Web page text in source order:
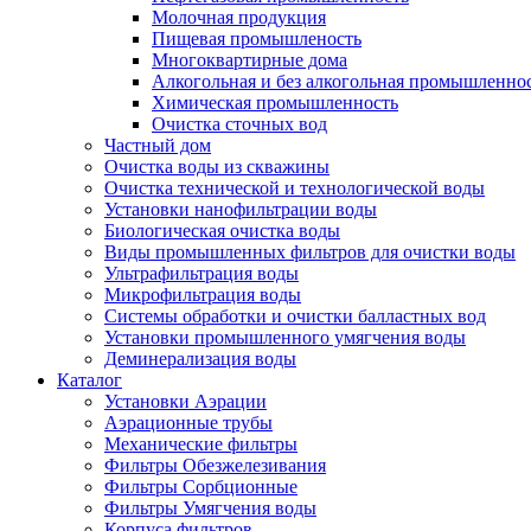
Молочная продукция
Пищевая промышленость
Многоквартирные дома
Алкогольная и без алкогольная
Химическая промышленность
Очистка сточных вод
Частный дом
Очистка воды из скважины
Очистка технической и технологической воды
Установки нанофильтрации воды
Биологическая очистка воды
Виды промышленных фильтров для очистки воды
Ультрафильтрация воды
Микрофильтрация воды
Системы обработки и очистки балластных вод
Установки промышленного умягчения воды
Деминерализация воды
Каталог
Установки Аэрации
Аэрационные трубы
Механические фильтры
Фильтры Обезжелезивания
Фильтры Сорбционные
Фильтры Умягчения воды